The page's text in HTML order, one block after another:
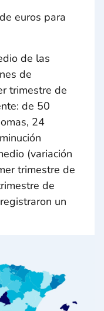
euros para
de las
de
trimestre de
de 50
24
(variación
trimestre de
de
un